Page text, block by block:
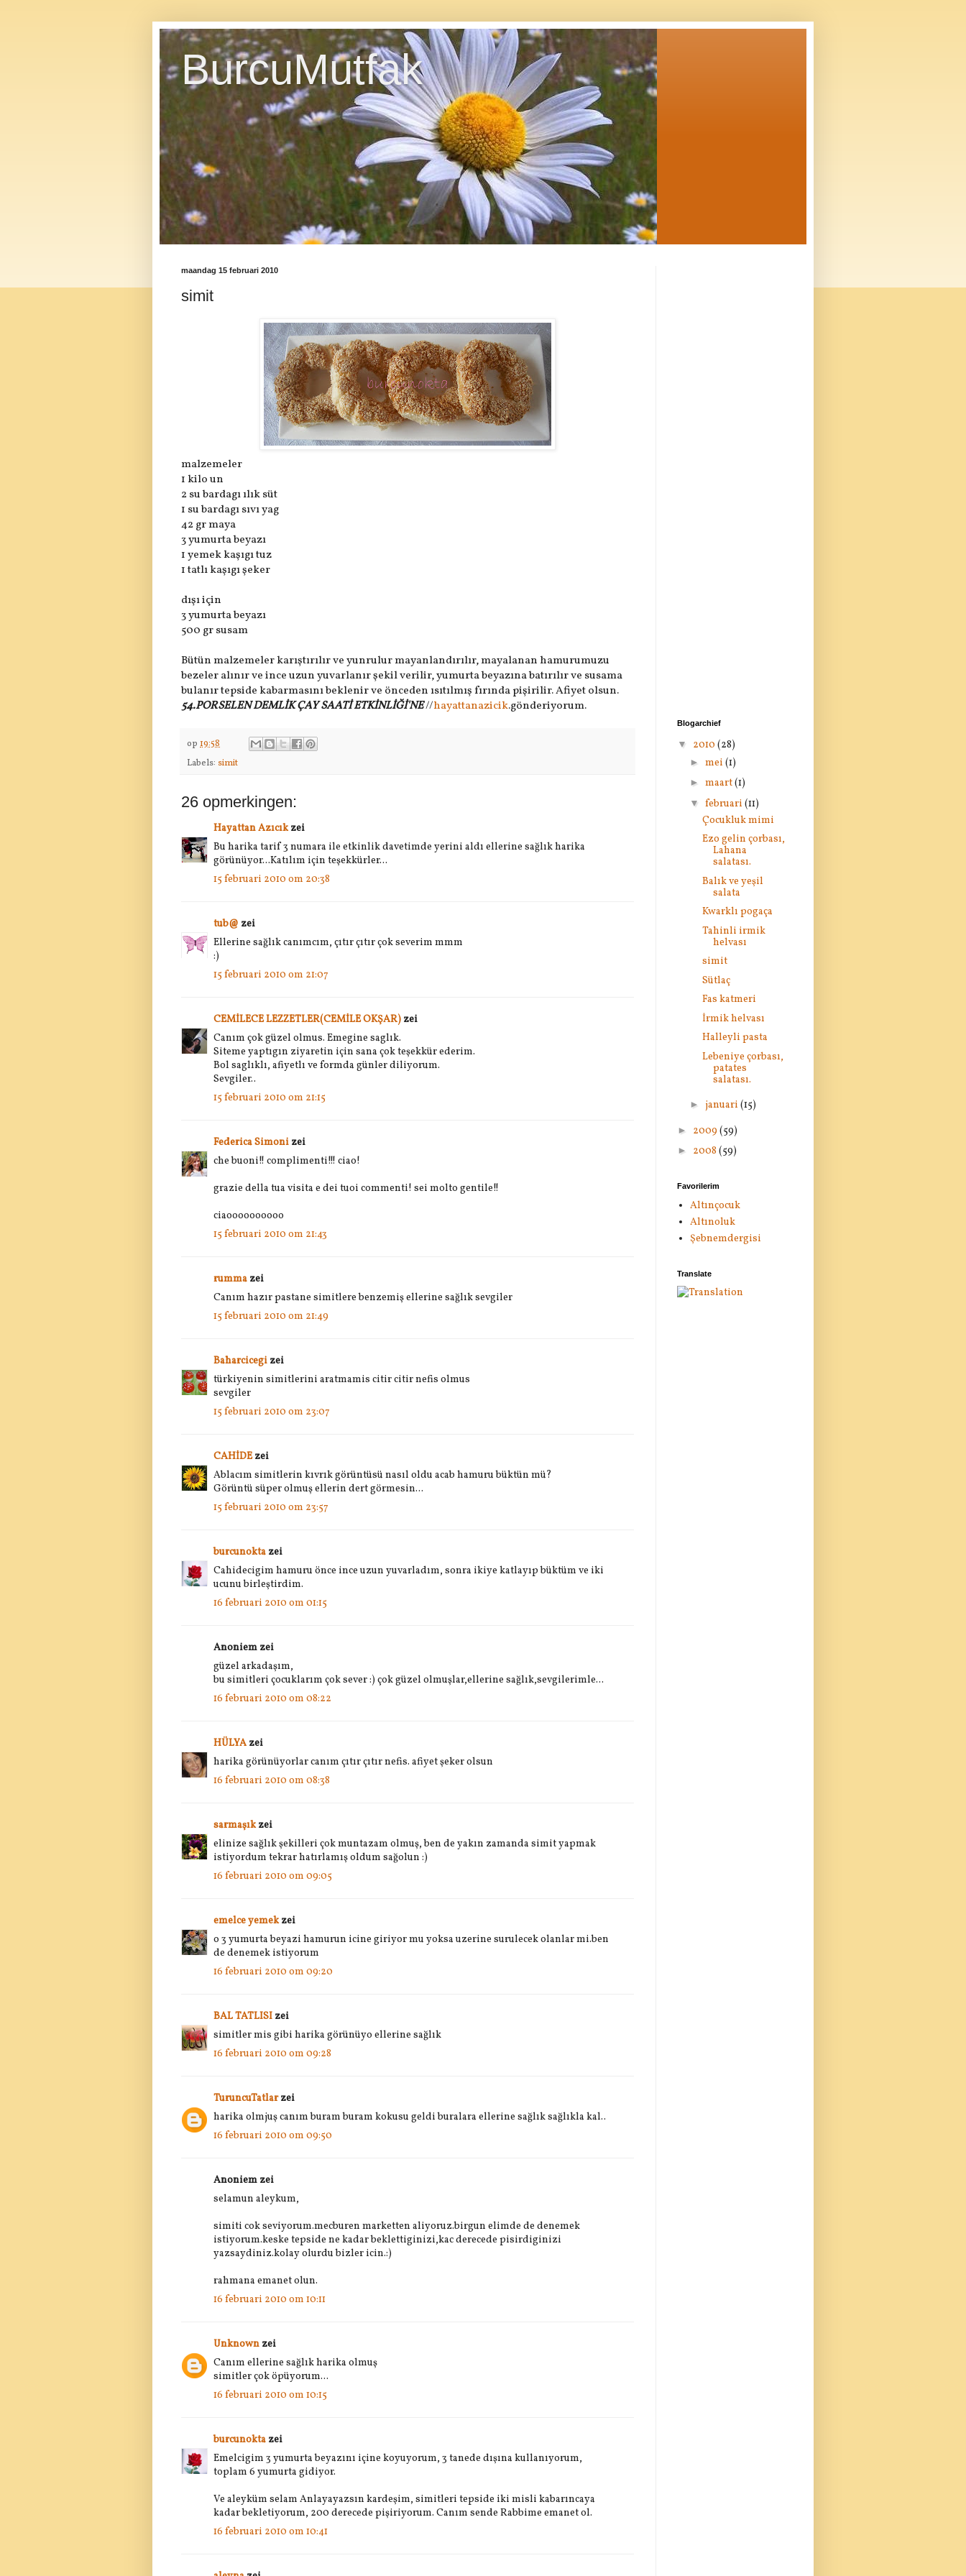
BurcuMutfak
maandag 15 februari 2010
simit
malzemeler
1 kilo un
2 su bardagı ılık süt
1 su bardagı sıvı yag
42 gr maya
3 yumurta beyazı
1 yemek kaşıgı tuz
1 tatlı kaşıgı şeker
dışı için
3 yumurta beyazı
500 gr susam
Bütün malzemeler karıştırılır ve yunrulur mayanlandırılır, mayalanan hamurumuzu
bezeler alınır ve ince uzun yuvarlanır şekil verilir, yumurta beyazına batırılır ve susama
bulanır tepside kabarmasını beklenir ve önceden ısıtılmış fırında pişirilir. Afiyet olsun.
54.PORSELEN DEMLİK ÇAY SAATİ ETKİNLİĞİ'NE//hayattanazicik.gönderiyorum.
op 19:58
Labels: simit
26 opmerkingen:
Hayattan Azıcıkzei
Bu harika tarif 3 numara ile etkinlik davetimde yerini aldı ellerine sağlık harika
görünüyor...Katılım için teşekkürler...
15 februari 2010 om 20:38
tub@ zei
Ellerine sağlık canımcım, çıtır çıtır çok severim mmm
:)
15 februari 2010 om 21:07
CEMİLECE LEZZETLER(CEMİLE OKŞAR) zei
Canım çok güzel olmus. Emegine saglık.
Siteme yaptıgın ziyaretin için sana çok teşekkür ederim.
Bol saglıklı, afiyetlı ve formda günler diliyorum.
Sevgiler..
15 februari 2010 om 21:15
Federica Simoni zei
che buoni!! complimenti!!! ciao!
grazie della tua visita e dei tuoi commenti! sei molto gentile!!
ciaoooooooooo
15 februari 2010 om 21:43
rumma zei
Canım hazır pastane simitlere benzemiş ellerine sağlık sevgiler
15 februari 2010 om 21:49
Baharcicegi zei
türkiyenin simitlerini aratmamis citir citir nefis olmus
sevgiler
15 februari 2010 om 23:07
CAHİDEzei
Ablacım simitlerin kıvrık görüntüsü nasıl oldu acab hamuru büktün mü?
Görüntü süper olmuş ellerin dert görmesin...
15 februari 2010 om 23:57
burcunokta zei
Cahidecigim hamuru önce ince uzun yuvarladım, sonra ikiye katlayıp büktüm ve iki
ucunu birleştirdim.
16 februari 2010 om 01:15
Anoniem zei
güzel arkadaşım,
bu simitleri çocuklarım çok sever :) çok güzel olmuşlar,ellerine sağlık,sevgilerimle...
16 februari 2010 om 08:22
HÜLYA zei
harika görünüyorlar canım çıtır çıtır nefis. afiyet şeker olsun
16 februari 2010 om 08:38
sarmaşıkzei
elinize sağlık şekilleri çok muntazam olmuş, ben de yakın zamanda simit yapmak
istiyordum tekrar hatırlamış oldum sağolun :)
16 februari 2010 om 09:05
emelce yemekzei
o 3 yumurta beyazi hamurun icine giriyor mu yoksa uzerine surulecek olanlar mi.ben
de denemek istiyorum
16 februari 2010 om 09:20
BAL TATLISI zei
simitler mis gibi harika görünüyo ellerine sağlık
16 februari 2010 om 09:28
TuruncuTatlarzei
harika olmjuş canım buram buram kokusu geldi buralara ellerine sağlık sağlıkla kal..
16 februari 2010 om 09:50
Anoniem zei
selamun aleykum,
simiti cok seviyorum.mecburen marketten aliyoruz.birgun elimde de denemek
istiyorum.keske tepside ne kadar beklettiginizi,kac derecede pisirdiginizi
yazsaydiniz.kolay olurdu bizler icin.:)
rahmana emanet olun.
16 februari 2010 om 10:11
Unknown zei
Canım ellerine sağlık harika olmuş
simitler çok öpüyorum...
16 februari 2010 om 10:15
burcunokta zei
Emelcigim 3 yumurta beyazını içine koyuyorum, 3 tanede dışına kullanıyorum,
toplam 6 yumurta gidiyor.
Ve aleyküm selam Anlayayazsın kardeşim, simitleri tepside iki misli kabarıncaya
kadar bekletiyorum, 200 derecede pişiriyorum. Canım sende Rabbime emanet ol.
16 februari 2010 om 10:41
Blogarchief
▼ 2010 (28)
► mei (1)
► maart(1)
▼ februari (11)
Çocukluk mimi
Ezo gelin çorbası,
Lahana
salatası.
Balık ve yeşil
salata
Kwarklı pogaça
Tahinli irmik
helvası
simit
Sütlaç
Fas katmeri
İrmik helvası
Halleyli pasta
Lebeniye çorbası,
patates
salatası.
► januari (15)
► 2009 (59)
► 2008 (59)
Favorilerim
Altınçocuk
Altınoluk
Şebnemdergisi
Translate